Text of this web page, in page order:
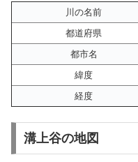
川の名前
都道府県
都市名
緯度
経度
溝上谷の地図